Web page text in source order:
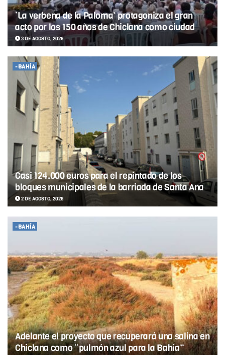
‘La verbena de la Paloma’ protagoniza el gran
acto por los 150 años de Chiclana como ciudad
3 DE AGOSTO, 2026
-BAHÍA
Casi 124.000 euros para el repintado de los
bloques municipales de la barriada de Santa Ana
2 DE AGOSTO, 2026
-BAHÍA
Adelante el proyecto que recuperará una salina en
Chiclana como “pulmón azul para la Bahía”